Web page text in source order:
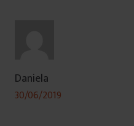
Daniela
30/06/2019